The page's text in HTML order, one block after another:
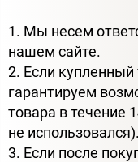
1. Мы несем
нашем сайте.
2. Если
гарантируем
товара в течение
не использовался).
3. Если после